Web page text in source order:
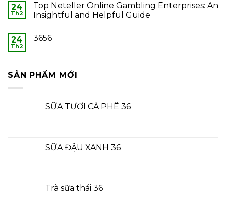
24
Th2
Top Neteller Online Gambling Enterprises: An
Insightful and Helpful Guide
24
Th2
3656
SẢN PHẨM MỚI
SỮA TƯƠI CÀ PHÊ 36
SỮA ĐẬU XANH 36
Trà sữa thái 36